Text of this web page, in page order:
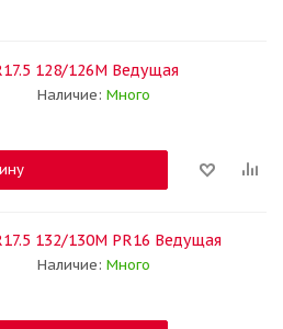
128/126M Ведущая
Наличие: Много
132/130M PR16 Ведущая
Наличие: Много